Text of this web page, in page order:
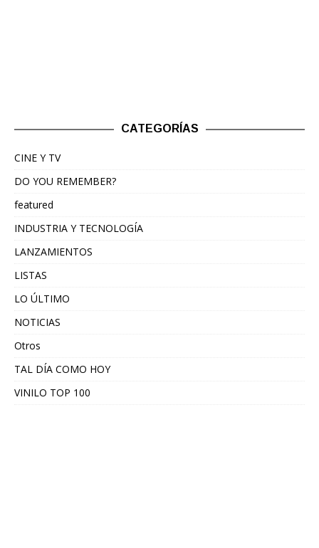
CATEGORÍAS
CINE Y TV
DO YOU REMEMBER?
featured
INDUSTRIA Y TECNOLOGÍA
LANZAMIENTOS
LISTAS
LO ÚLTIMO
NOTICIAS
Otros
TAL DÍA COMO HOY
VINILO TOP 100